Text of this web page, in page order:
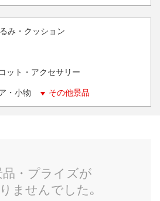
み・クッション
ット・アクセサリー
・小物 その他景品